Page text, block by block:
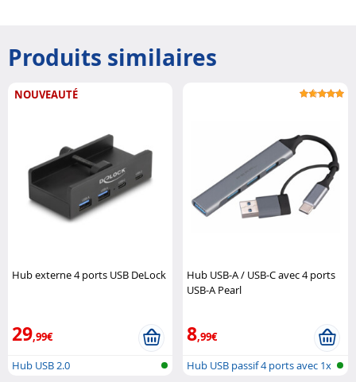
Produits similaires
NOUVEAUTÉ
Hub externe 4 ports USB DeLock
29,99€
Hub USB 2.0
Hub USB-A / USB-C avec 4 ports
USB-A Pearl
8,99€
Hub USB passif 4 ports avec 1x